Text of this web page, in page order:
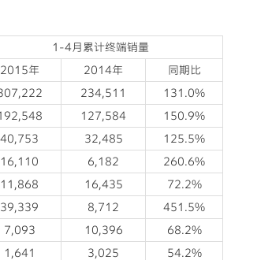
1-4月累计终端销量
2015年 2014年
同期比
234,511 131.0%
127,584
150.9%
40,753 32,485
125.5%
16,110 6,182
260.6%
11,868 16,435
72.2%
39,339 8,712
451.5%
7,093 10,396
68.2%
1,641 3,025
54.2%